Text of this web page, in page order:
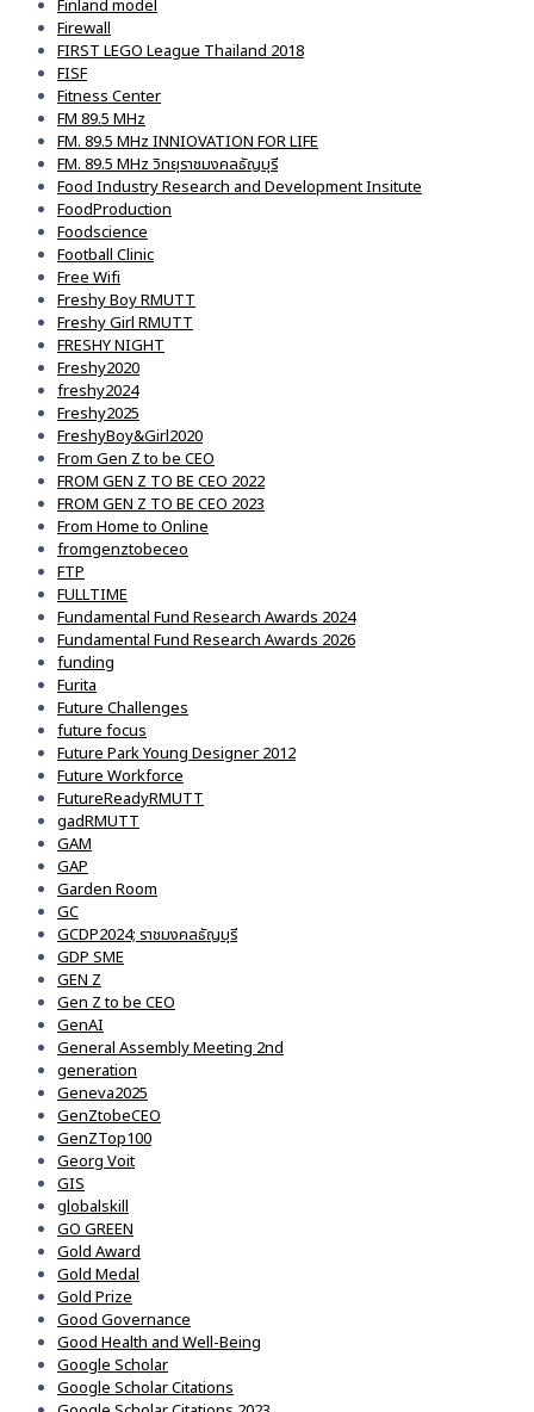
Finland model
Firewall
FIRST LEGO League Thailand 2018
FISF
Fitness Center
FM 89.5 MHz
FM. 89.5 MHz INNIOVATION FOR LIFE
FM. 89.5 MHz วิทยุราชมงคลธัญบุรี
Food Industry Research and Development Insitute
FoodProduction
Foodscience
Football Clinic
Free Wifi
Freshy Boy RMUTT
Freshy Girl RMUTT
FRESHY NIGHT
Freshy2020
freshy2024
Freshy2025
FreshyBoy&Girl2020
From Gen Z to be CEO
FROM GEN Z TO BE CEO 2022
FROM GEN Z TO BE CEO 2023
From Home to Online
fromgenztobeceo
FTP
FULLTIME
Fundamental Fund Research Awards 2024
Fundamental Fund Research Awards 2026
funding
Furita
Future Challenges
future focus
Future Park Young Designer 2012
Future Workforce
FutureReadyRMUTT
gadRMUTT
GAM
GAP
Garden Room
GC
GCDP2024; ราชมงคลธัญบุรี
GDP SME
GEN Z
Gen Z to be CEO
GenAI
General Assembly Meeting 2nd
generation
Geneva2025
GenZtobeCEO
GenZTop100
Georg Voit
GIS
globalskill
GO GREEN
Gold Award
Gold Medal
Gold Prize
Good Governance
Good Health and Well-Being
Google Scholar
Google Scholar Citations